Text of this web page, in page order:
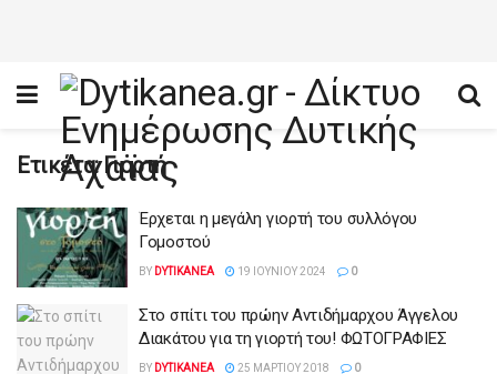
Ετικέτα:Γιορτή
Έρχεται η μεγάλη γιορτή του συλλόγου
Γομοστού
BY DYTIKANEA 19 ΙΟΥΝΊΟΥ 2024 0
Στο σπίτι του πρώην Αντιδήμαρχου Άγγελου
Διακάτου για τη γιορτή του! ΦΩΤΟΓΡΑΦΙΕΣ
BY DYTIKANEA 25 ΜΑΡΤΊΟΥ 2018 0